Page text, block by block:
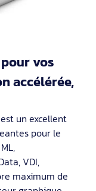
vos
accélérée,
est un excellent
pour le
VDI,
maximum de